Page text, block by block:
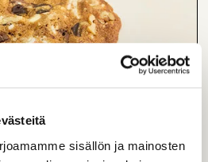
sisällön ja mainosten